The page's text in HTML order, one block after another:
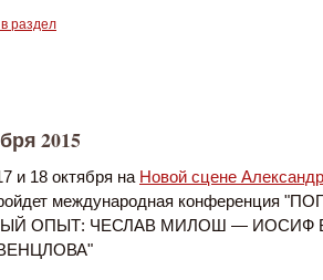
раздел
2015
и 18 октября на Новой сцене
международная конференция
ОПЫТ: ЧЕСЛАВ МИЛОШ — ИОСИФ